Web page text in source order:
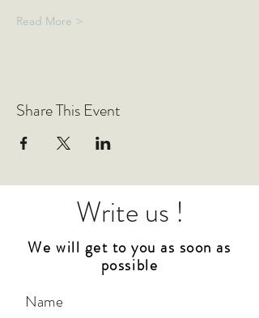
Read More >
Share This Event
Write us !
We will get to you as soon as
possible